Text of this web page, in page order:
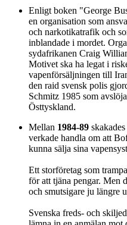
Enligt boken "George
en organisation som
och narkotikatrafik och
inblandade i mordet.
sydafrikanen Craig
Motivet ska ha legat i
vapenförsäljningen till
den raid svensk polis
Schmitz 1985 som
Östtyskland.
Mellan 1984-89
verkade handla om att
kunna sälja sina
Ett storföretag som
för att tjäna pengar. Men
och smutsigare ju längre
Svenska freds- och